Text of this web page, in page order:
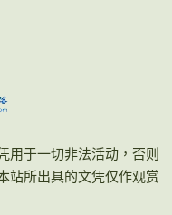
用于一切非法活动，否则
站所出具的文凭仅作观赏